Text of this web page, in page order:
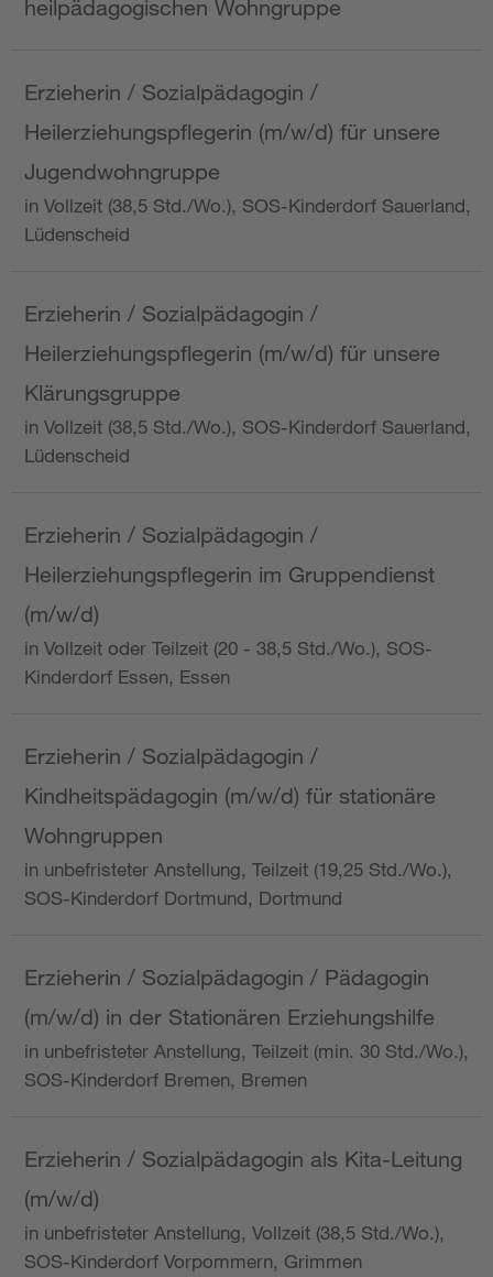
heilpädagogischen Wohngruppe
Erzieherin / Sozialpädagogin /
Heilerziehungspflegerin (m/w/d) für unsere
Jugendwohngruppe
in Vollzeit (38,5 Std./Wo.), SOS-Kinderdorf Sauerland,
Lüdenscheid
Erzieherin / Sozialpädagogin /
Heilerziehungspflegerin (m/w/d) für unsere
Klärungsgruppe
in Vollzeit (38,5 Std./Wo.), SOS-Kinderdorf Sauerland,
Lüdenscheid
Erzieherin / Sozialpädagogin /
Heilerziehungspflegerin im Gruppendienst
(m/w/d)
in Vollzeit oder Teilzeit (20 - 38,5 Std./Wo.), SOS-
Kinderdorf Essen, Essen
Erzieherin / Sozialpädagogin /
Kindheitspädagogin (m/w/d) für stationäre
Wohngruppen
in unbefristeter Anstellung, Teilzeit (19,25 Std./Wo.),
SOS-Kinderdorf Dortmund, Dortmund
Erzieherin / Sozialpädagogin / Pädagogin
(m/w/d) in der Stationären Erziehungshilfe
in unbefristeter Anstellung, Teilzeit (min. 30 Std./Wo.),
SOS-Kinderdorf Bremen, Bremen
Erzieherin / Sozialpädagogin als Kita-Leitung
(m/w/d)
in unbefristeter Anstellung, Vollzeit (38,5 Std./Wo.),
SOS-Kinderdorf Vorpommern, Grimmen